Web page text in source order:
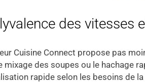
des vitesses
Cuisine Connect propose pas
mixage des soupes ou le hachage
rapide selon les besoins de